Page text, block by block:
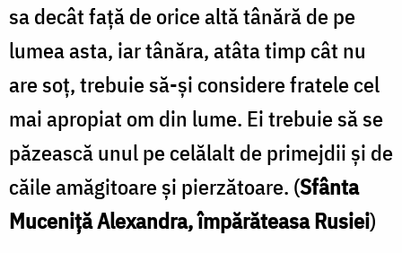
sa decât faţă de orice altă tânără de pe
lumea asta, iar tânăra, atâta timp cât nu
are soţ, trebuie să-şi considere fratele cel
mai apropiat om din lume. Ei trebuie să se
păzească unul pe celălalt de primejdii şi de
căile amăgitoare şi pierzătoare. (Sfânta
Muceniţă Alexandra, împărăteasa Rusiei)